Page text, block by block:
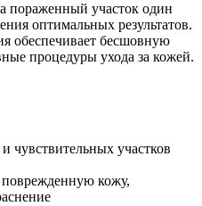
пораженный участок один
оптимальных результатов.
обеспечивает бесшовную
процедуры ухода за кожей.
чувствительных участков
поврежденную кожу,